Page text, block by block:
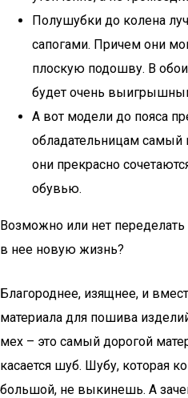
Полушубки до колена
сапогами. Причем они
плоскую подошву. В
будет очень
А вот модели до пояса
обладательницам
они прекрасно
обувью.
Возможно или нет
в нее новую жизнь?
Благороднее, изящнее, и
материала для пошива
мех – это самый дорогой
касается шуб. Шубу, которая
большой, не выкинешь. А